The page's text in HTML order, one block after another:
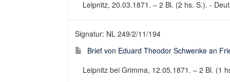
Leipnitz, 20.03.1871. – 2 Bl. (2 hs. S.). -
Signatur: NL 249/2/11/194
Brief von Eduard Theodor Schwenke an
Leipnitz bei Grimma, 12.05.1871. – 2 Bl. (1